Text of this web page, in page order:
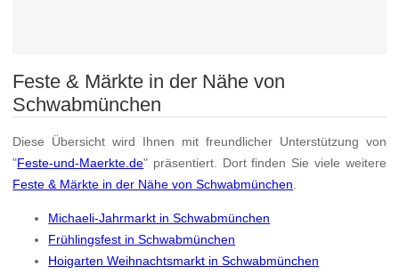
Feste & Märkte in der Nähe von
Schwabmünchen
Diese Übersicht wird Ihnen mit freundlicher Unterstützung von
"Feste-und-Maerkte.de" präsentiert. Dort finden Sie viele weitere
Feste & Märkte in der Nähe von Schwabmünchen
Michaeli-Jahrmarkt in Schwabmünchen
Frühlingsfest in Schwabmünchen
Hoigarten Weihnachtsmarkt in Schwabmünchen